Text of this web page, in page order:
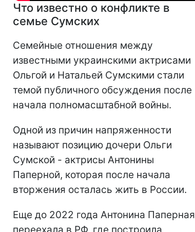
Что известно о конфликте в
семье Сумских
Семейные отношения между
известными украинскими актрисами
Ольгой и Натальей Сумскими стали
темой публичного обсуждения после
начала полномасштабной войны.
Одной из причин напряженности
называют позицию дочери Ольги
Сумской - актрисы Антонины
Паперной, которая после начала
вторжения осталась жить в России.
Еще до 2022 года Антонина Паперная